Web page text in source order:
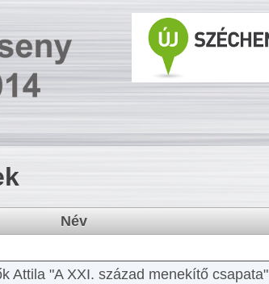
Név
Attila "A XXI. század menekítő csapata"